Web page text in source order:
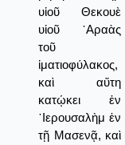
υἱοῦ Θεκουὲ
υἱοῦ ᾿Αραὰς
τοῦ
ἱματιοφύλακος,
καὶ αὕτη
κατῴκει ἐν
῾Ιερουσαλὴμ ἐν
τῇ Μασενᾷ, καὶ